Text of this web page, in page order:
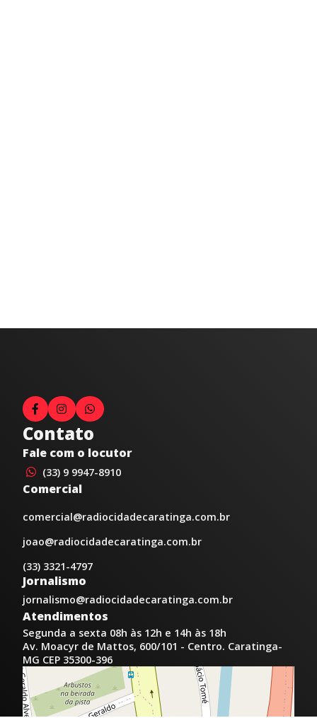
Contato
Fale com o locutor
(33) 9 9947-8910
Comercial
comercial@radiocidadecaratinga.com.br
joao@radiocidadecaratinga.com.br
(33) 3321-4797
Jornalismo
jornalismo@radiocidadecaratinga.com.br
Atendimentos
Segunda a sexta 08h às 12h e 14h às 18h
Av. Moacyr de Mattos, 600/101 - Centro. Caratinga-
MG CEP 35300-396